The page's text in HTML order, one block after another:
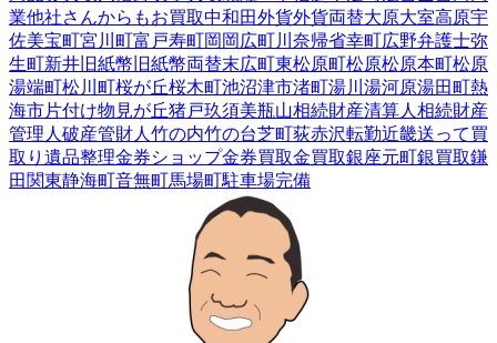
業他社さんからもお買取中和田外貨外貨両替大原大室高原宇
佐美宝町宮川町富戸寿町岡 岡広町川奈帰省幸町広野弁護士弥
生町新井 旧紙幣 旧紙幣両替末広町東松原町松原松原本町松原
湯端町松川町桜が丘桜木町池沼津市渚町湯川 湯河原湯田町熱
海市片付け物見が丘猪戸玖須美瓶山相続財産清算人 相続財産
管理人 破産管財人 竹の内竹の台芝町荻赤沢転勤近畿送って買
取り 遺品整理金券ショップ金券買取金買取銀座元町銀買取鎌
田 関東静海町音無町馬場町駐車場完備